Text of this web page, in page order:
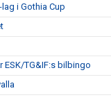
i Gothia Cup
TG&IF:s bilbingo